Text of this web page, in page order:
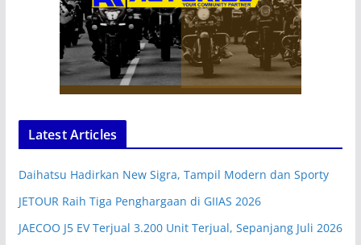
Latest Articles
Daihatsu Hadirkan New Sigra, Tampil Modern dan Sporty
JETOUR Raih Tiga Penghargaan di GIIAS 2026
JAECOO J5 EV Terjual 3.200 Unit Terjual, Sepanjang Juli 2026